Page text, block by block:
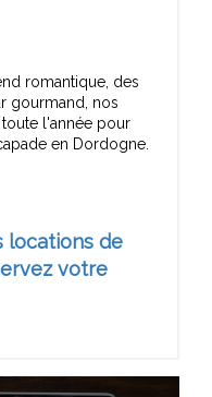
romantique, des
gourmand, nos
l'année pour
locations de
votre